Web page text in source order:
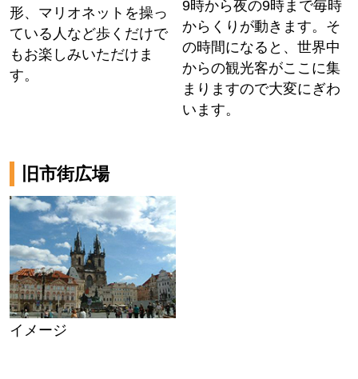
形、マリオネットを操っ
ている人など歩くだけで
もお楽しみいただけま
す。
9時から夜の9時まで毎時
からくりが動きます。そ
の時間になると、世界中
からの観光客がここに集
まりますので大変にぎわ
います。
旧市街広場
イメージ